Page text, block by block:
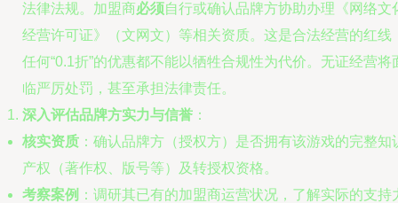
法律法规。加盟商必须自行或确认品牌方协助办理《网络文
经营许可证》（文网文）等相关资质。这是合法经营的红线
任何“0.1折”的优惠都不能以牺牲合规性为代价。无证经营将
临严厉处罚，甚至承担法律责任。
深入评估品牌方实力与信誉 ：
核实资质 ：确认品牌方（授权方）是否拥有该游戏的完整知
产权（著作权、版号等）及转授权资格。
考察案例 ：调研其已有的加盟商运营状况，了解实际的支持